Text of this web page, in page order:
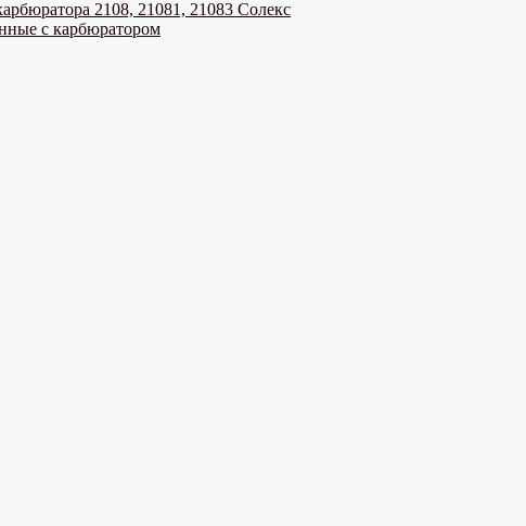
2108, 21081, 21083 Солекс
с карбюратором